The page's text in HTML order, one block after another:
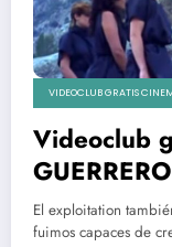
VIDEOCLUB GRATIS
Videoclub
1h 41m
El exploitation
fuimos capaces de